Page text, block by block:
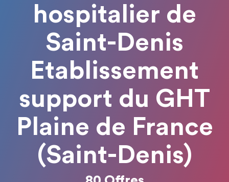
hospitalier de
Saint-Denis
Etablissement
support du GHT
Plaine de France
(Saint-Denis)